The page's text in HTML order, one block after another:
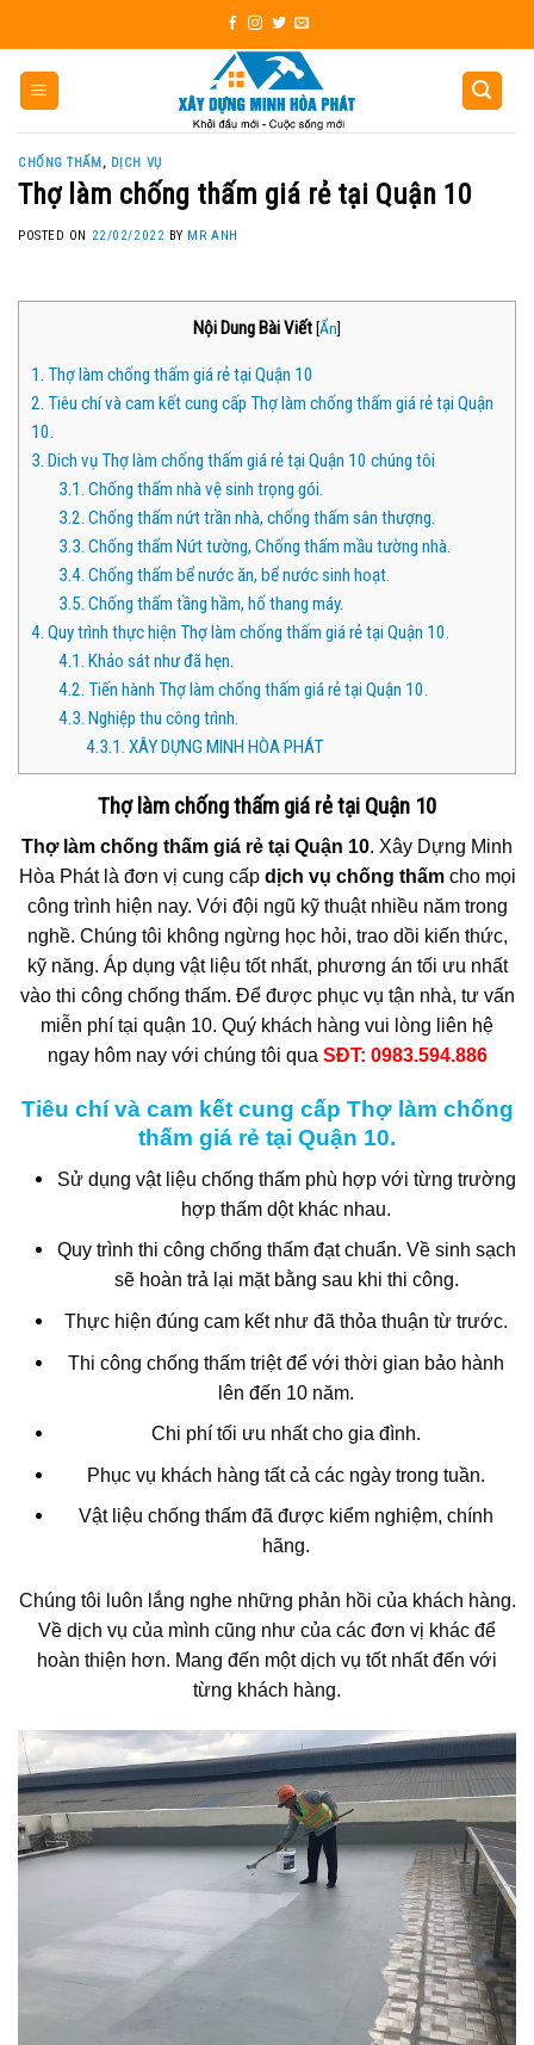
to
content
CHỐNG THẤM, DỊCH VỤ
Thợ làm chống thấm giá rẻ tại Quận 10
POSTED ON 22/02/2022 BY MR ANH
Nội Dung Bài Viết[Ẩn]
1. Thợ làm chống thấm giá rẻ tại Quận 10
2. Tiêu chí và cam kết cung cấp Thợ làm chống thấm giá rẻ tại Quận
10.
3. Dich vụ Thợ làm chống thấm giá rẻ tại Quận 10 chúng tôi
3.1. Chống thấm nhà vệ sinh trọng gói.
3.2. Chống thấm nứt trần nhà, chống thấm sân thượng.
3.3. Chống thấm Nứt tường, Chống thấm mầu tường nhà.
3.4. Chống thấm bể nước ăn, bể nước sinh hoạt.
3.5. Chống thấm tầng hầm, hố thang máy.
4. Quy trình thực hiện Thợ làm chống thấm giá rẻ tại Quận 10.
4.1. Khảo sát như đã hẹn.
4.2. Tiến hành Thợ làm chống thấm giá rẻ tại Quận 10.
4.3. Nghiệp thu công trình.
4.3.1. XÂY DỰNG MINH HÒA PHÁT
Thợ làm chống thấm giá rẻ tại Quận 10
Thợ làm chống thấm giá rẻ tại Quận 10. Xây Dựng Minh
Hòa Phát là đơn vị cung cấp dịch vụ chống thấmcho mọi
công trình hiện nay. Với đội ngũ kỹ thuật nhiều năm trong
nghề. Chúng tôi không ngừng học hỏi, trao dồi kiến thức,
kỹ năng. Áp dụng vật liệu tốt nhất, phương án tối ưu nhất
vào thi công chống thấm. Để được phục vụ tận nhà, tư vấn
miễn phí tại quận 10. Quý khách hàng vui lòng liên hệ
ngay hôm nay với chúng tôi qua SĐT: 0983.594.886
Tiêu chí và cam kết cung cấp Thợ làm chống
thấm giá rẻ tại Quận 10.
Sử dụng vật liệu chống thấm phù hợp với từng trường
hợp thấm dột khác nhau.
Quy trình thi công chống thấm đạt chuẩn. Về sinh sạch
sẽ hoàn trả lại mặt bằng sau khi thi công.
Thực hiện đúng cam kết như đã thỏa thuận từ trước.
Thi công chống thấm triệt để với thời gian bảo hành
lên đến 10 năm.
Chi phí tối ưu nhất cho gia đình.
Phục vụ khách hàng tất cả các ngày trong tuần.
Vật liệu chống thấm đã được kiểm nghiệm, chính
hãng.
Chúng tôi luôn lắng nghe những phản hồi của khách hàng.
Về dịch vụ của mình cũng như của các đơn vị khác để
hoàn thiện hơn. Mang đến một dịch vụ tốt nhất đến với
từng khách hàng.